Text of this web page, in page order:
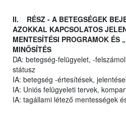
II. RÉSZ - A BETEGSÉGEK
AZOKKAL KAPCSOLATOS
MENTESÍTÉSI PROGRAMOK ÉS
MINŐSÍTÉS
DA: betegség-felügyelet, -
státusz
IA: betegség -értesítések,
IA: Uniós felügyeleti tervek,
IA: tagállami létező mentességek